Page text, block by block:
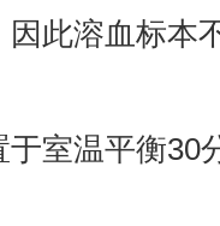
因此溶血标本
室温平衡30